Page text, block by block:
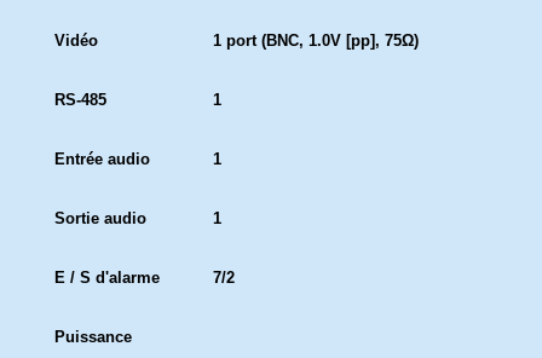
Vidéo 1 port (BNC, 1.0V [pp], 75Ω)
RS-485 1
Entrée audio 1
Sortie audio 1
E / S d'alarme 7/2
Puissance